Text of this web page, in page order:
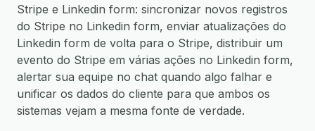
Stripe e Linkedin form: sincronizar novos registros
do Stripe no Linkedin form, enviar atualizações do
Linkedin form de volta para o Stripe, distribuir um
evento do Stripe em várias ações no Linkedin form,
alertar sua equipe no chat quando algo falhar e
unificar os dados do cliente para que ambos os
sistemas vejam a mesma fonte de verdade.